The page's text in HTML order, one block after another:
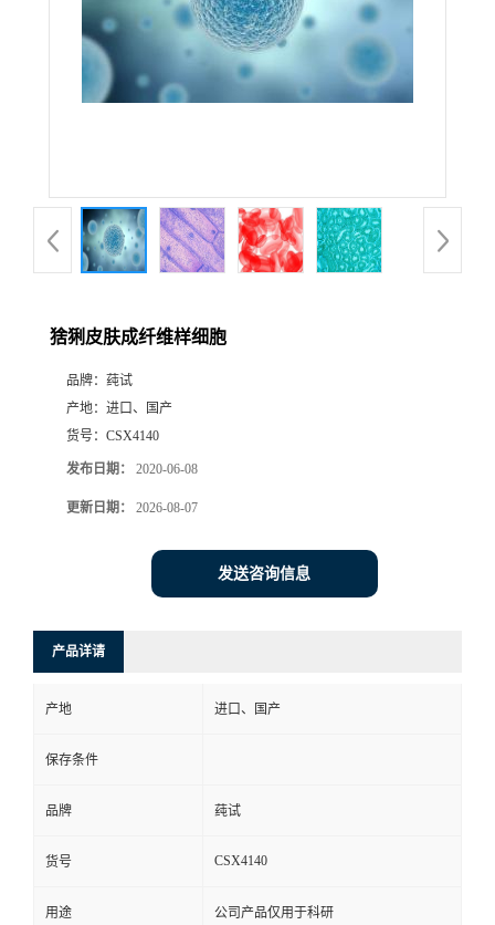
猞猁皮肤成纤维样细胞
品牌： 莼试
产地： 进口、国产
货号： CSX4140
发布日期： 2020-06-08
更新日期： 2026-08-07
发送咨询信息
产品详请
产地 进口、国产
保存条件
品牌 莼试
货号 CSX4140
用途 公司产品仅用于科研